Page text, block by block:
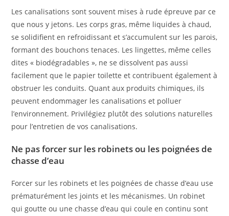
Les canalisations sont souvent mises à rude épreuve par ce
que nous y jetons. Les corps gras, même liquides à chaud,
se solidifient en refroidissant et s’accumulent sur les parois,
formant des bouchons tenaces. Les lingettes, même celles
dites « biodégradables », ne se dissolvent pas aussi
facilement que le papier toilette et contribuent également à
obstruer les conduits. Quant aux produits chimiques, ils
peuvent endommager les canalisations et polluer
l’environnement. Privilégiez plutôt des solutions naturelles
pour l’entretien de vos canalisations.
Ne pas forcer sur les robinets ou les poignées de
chasse d’eau
Forcer sur les robinets et les poignées de chasse d’eau use
prématurément les joints et les mécanismes. Un robinet
qui goutte ou une chasse d’eau qui coule en continu sont